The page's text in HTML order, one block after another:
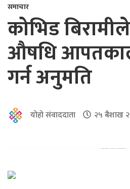
समाचार
कोभिड
औषधि
गर्न अनुमति
योहो संवाददाता २५ बैशाख